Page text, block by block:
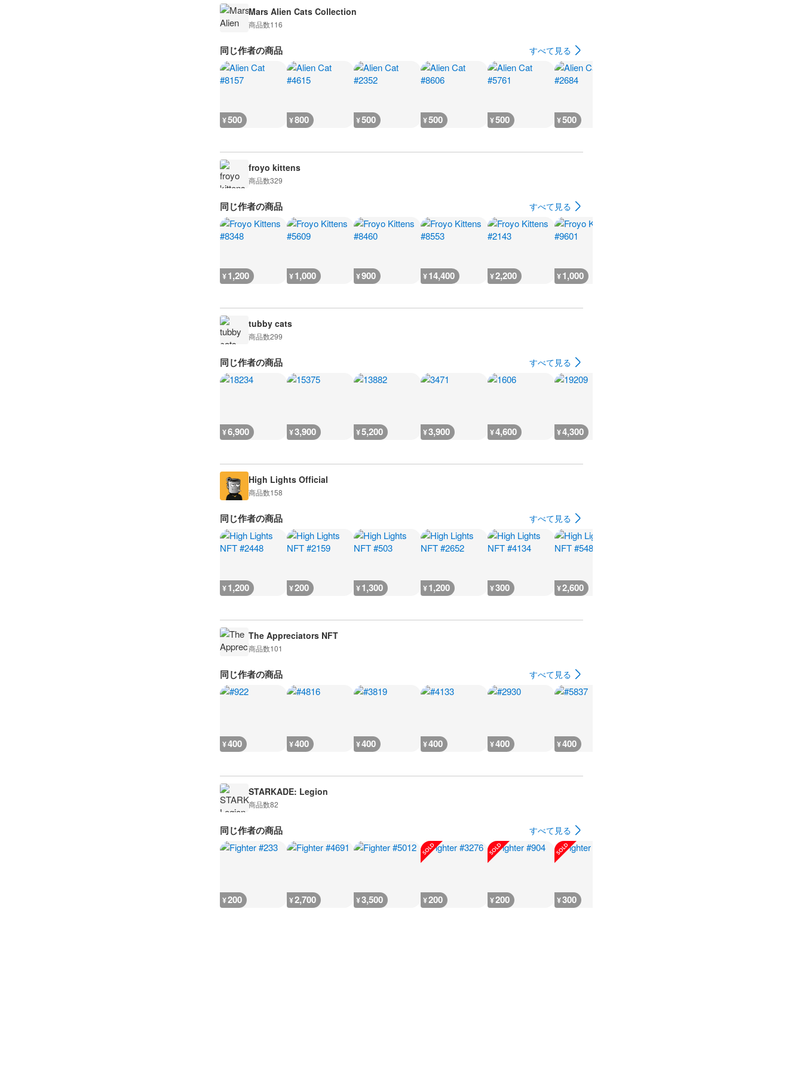
Mars Alien Cats Collection
商品数116
同じ作者の商品 すべて見る
¥500 ¥800 ¥500 ¥500 ¥500 ¥500
froyo kittens
商品数329
同じ作者の商品 すべて見る
¥1,200 ¥1,000 ¥900 ¥14,400 ¥2,200 ¥1,000
tubby cats
商品数299
同じ作者の商品 すべて見る
¥6,900 ¥3,900 ¥5,200 ¥3,900 ¥4,600 ¥4,300
High Lights Official
商品数158
同じ作者の商品 すべて見る
¥1,200 ¥200 ¥1,300 ¥1,200 ¥300 ¥2,600
The Appreciators NFT
商品数101
同じ作者の商品 すべて見る
¥400 ¥400 ¥400 ¥400 ¥400 ¥400
STARKADE: Legion
商品数82
同じ作者の商品 すべて見る
¥200 ¥2,700 ¥3,500 ¥200 ¥200 ¥300